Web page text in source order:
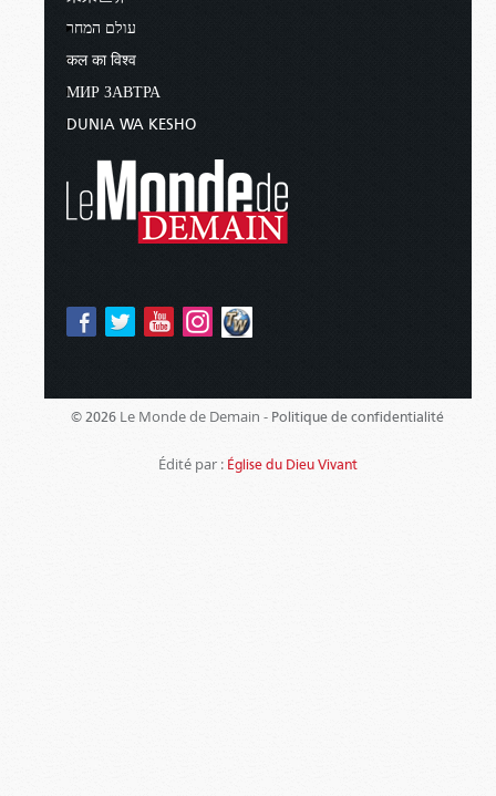
עולם המחר
कल का विश्व
МИР ЗАВТРА
DUNIA WA KESHO
© 2026 Le Monde de Demain - Politique de confidentialité
Édité par : Église du Dieu Vivant